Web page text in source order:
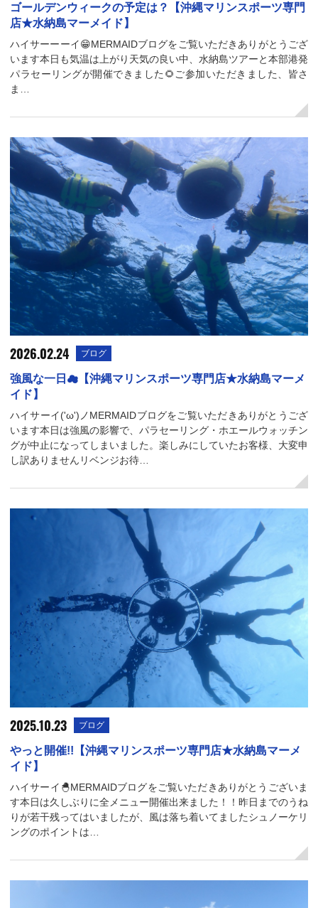
ゴールデンウィークの予定は？【沖縄マリンスポーツ専門
店★水納島マーメイド】
ハイサーーーイ😁MERMAIDブログをご覧いただきありがとうござ
います本日も気温は上がり天気の良い中、水納島ツアーと本部港発
パラセーリングが開催できました🌻ご参加いただきました、皆さ
ま…
2026.02.24 ブログ
強風な一日☁【沖縄マリンスポーツ専門店★水納島マーメ
イド】
ハイサーイ('ω')ノMERMAIDブログをご覧いただきありがとうござ
います本日は強風の影響で、パラセーリング・ホエールウォッチン
グが中止になってしまいました。楽しみにしていたお客様、大変申
し訳ありませんリベンジお待…
2025.10.23 ブログ
やっと開催!!【沖縄マリンスポーツ専門店★水納島マーメ
イド】
ハイサーイ🐣MERMAIDブログをご覧いただきありがとうございま
す本日は久しぶりに全メニュー開催出来ました！！昨日までのうね
りが若干残ってはいましたが、風は落ち着いてましたシュノーケリ
ングのポイントは…